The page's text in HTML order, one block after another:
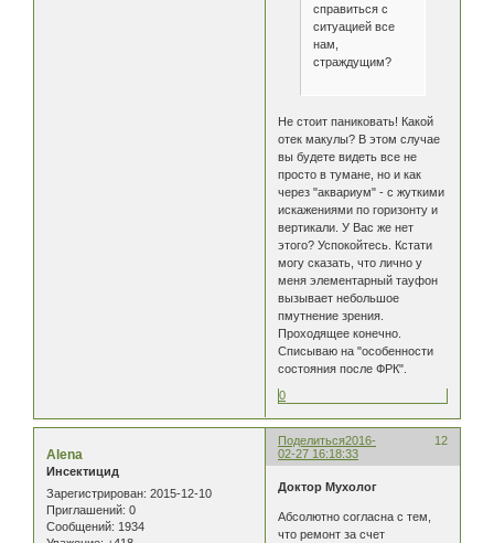
справиться с
ситуацией все
нам,
страждущим?
Не стоит паниковать! Какой
отек макулы? В этом случае
вы будете видеть все не
просто в тумане, но и как
через "аквариум" - с жуткими
искажениями по горизонту и
вертикали. У Вас же нет
этого? Успокойтесь. Кстати
могу сказать, что лично у
меня элементарный тауфон
вызывает небольшое
пмутнение зрения.
Проходящее конечно.
Списываю на "особенности
состояния после ФРК".
0
Поделиться 12
2016-
02-27 16:18:33
Alena
Инсектицид
Зарегистрирован: 2015-12-10
Приглашений: 0
Сообщений: 1934
Доктор Мухолог
Абсолютно согласна с тем,
что ремонт за счет